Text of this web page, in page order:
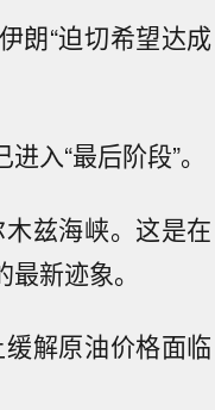
朗“迫切希望达成
入“最后阶段”。
兹海峡。这是在
新迹象。
解原油价格面临